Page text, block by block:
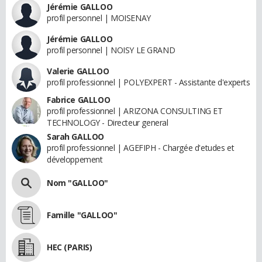
Jérémie GALLOO
profil personnel | MOISENAY
Jérémie GALLOO
profil personnel | NOISY LE GRAND
Valerie GALLOO
profil professionnel | POLYEXPERT - Assistante d'experts
Fabrice GALLOO
profil professionnel | ARIZONA CONSULTING ET
TECHNOLOGY - Directeur general
Sarah GALLOO
profil professionnel | AGEFIPH - Chargée d'etudes et
développement
Nom "GALLOO"
Famille "GALLOO"
HEC (PARIS)